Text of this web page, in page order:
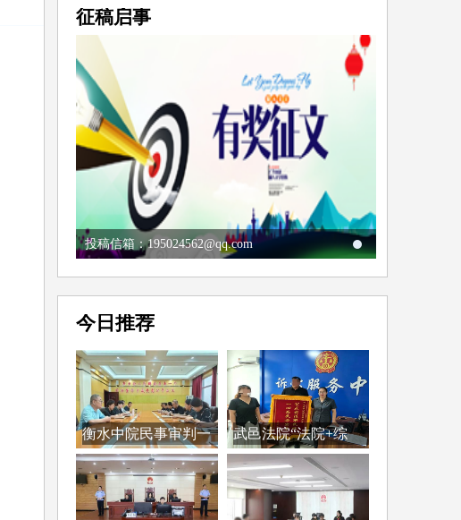
征稿启事
投稿信箱：195024562@qq.com
今日推荐
衡水中院民事审判一
庭...
武邑法院“法院+综
治...